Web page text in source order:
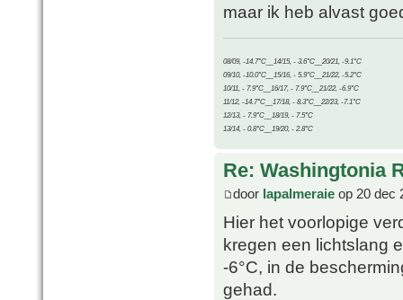
maar ik heb alvast
08/09, -14.7°C__14/15, - 3.6°C__20/21, -9.1°C
09/10, -10.0°C__15/16, - 5.9°C__21/22, -5.2°C
10/11, - 7.9°C__16/17, - 7.9°C__21/22, -6.9°C
11/12, -14.7°C__17/18, - 8.3°C__22/23, -7.1°C
12/13, - 7.9°C__18/19, - 7.5°C
13/14, - 0.8°C__19/20, - 2.8°C
Re: Washingtonia
door lapalmeraie op 20 dec
Hier het voorlopige
kregen een lichtslang
-6°C, in de
gehad.